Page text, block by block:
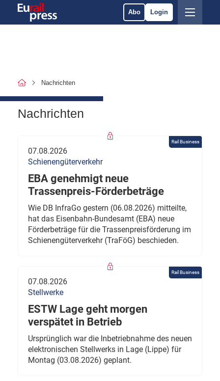
Abo Login
Nachrichten
Nachrichten
Rail Business
07.08.2026
Schienengüterverkehr
EBA genehmigt neue
Trassenpreis-Förderbeträge
Wie DB InfraGo gestern (06.08.2026) mitteilte,
hat das Eisenbahn-Bundesamt (EBA) neue
Förderbeträge für die Trassenpreisförderung im
Schienengüterverkehr (TraFöG) beschieden.
Rail Business
07.08.2026
Stellwerke
ESTW Lage geht morgen
verspätet in Betrieb
Ursprünglich war die Inbetriebnahme des neuen
elektronischen Stellwerks in Lage (Lippe) für
Montag (03.08.2026) geplant.